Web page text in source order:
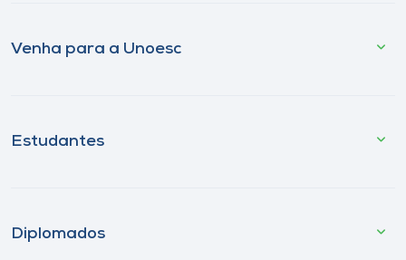
Venha para a Unoesc
Estudantes
Diplomados